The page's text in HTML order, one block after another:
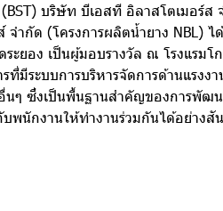
บริษัท บีเอสที อิลาสโตเมอร์ส
ำกัด (โครงการผลิตน้ำยาง NBL) ไ
ะยอง เป็นผู้มอบรางวัล ณ โรงแรมโ
มีระบบการบริหารจัดการด้านแรงง
นๆ ซึ่งเป็นพื้นฐานสำคัญของการพัฒ
พนักงานให้ทำงานร่วมกันได้อย่างสั